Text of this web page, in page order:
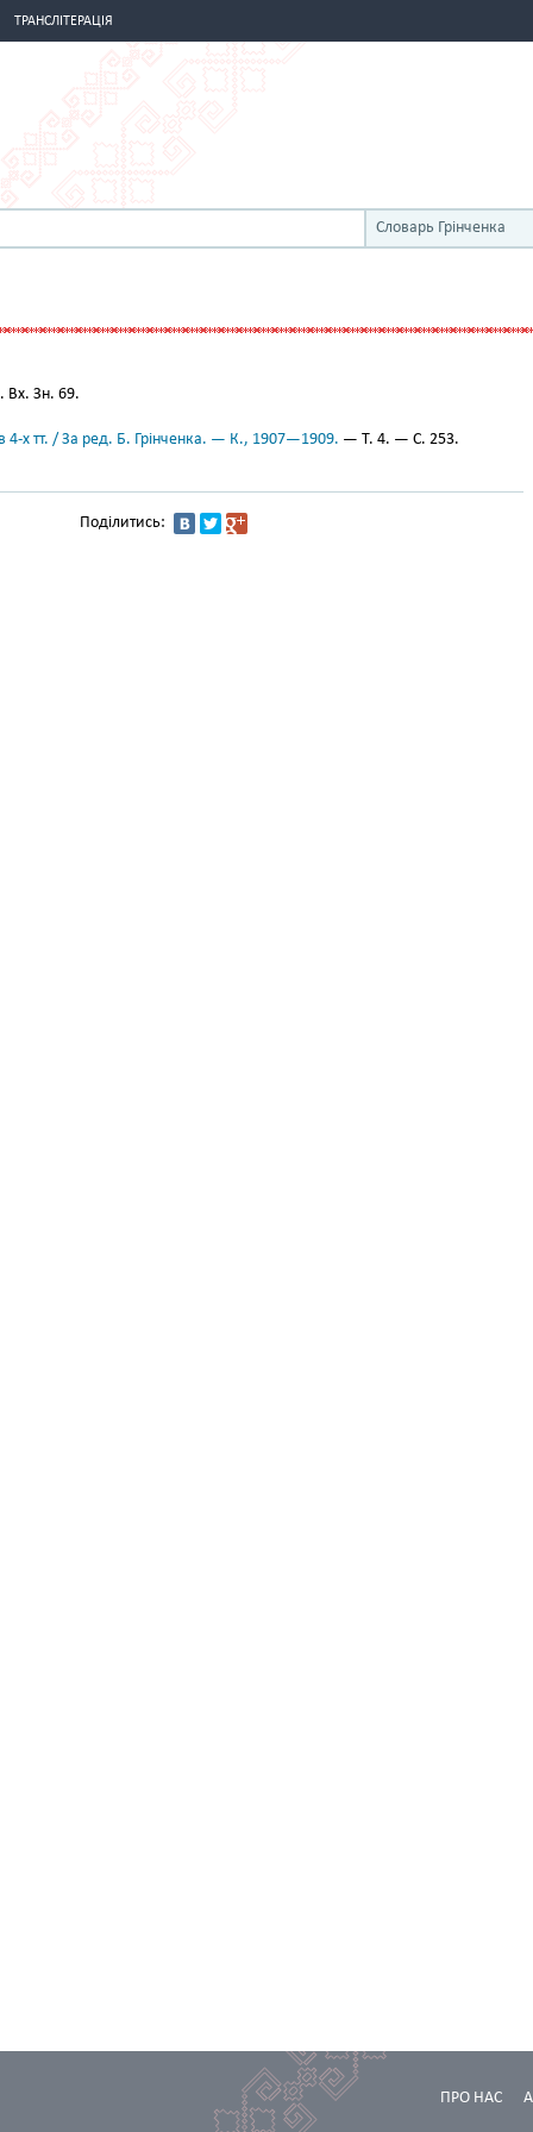
ТРАНСЛІТЕРАЦІЯ
Словарь Грінченка
Вх. Зн. 69.
4-х тт. / За ред. Б. Грінченка. — К., 1907—1909. — Т. 4. — С. 253.
Поділитись:
ПРО НАС